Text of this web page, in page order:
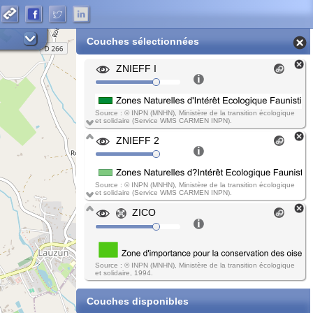
Couches sélectionnées
ZNIEFF I
Source : © INPN (MNHN), Ministère de la transition écologique
et solidaire (Service WMS CARMEN INPN).
ZNIEFF 2
Source : © INPN (MNHN), Ministère de la transition écologique
et solidaire (Service WMS CARMEN INPN).
ZICO
Source : © INPN (MNHN), Ministère de la transition écologique
et solidaire, 1994.
Couches disponibles